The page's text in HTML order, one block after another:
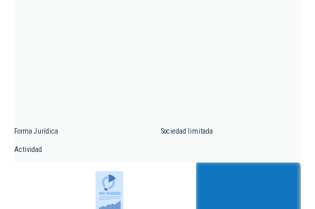
Forma Jurídica Sociedad limitada
Actividad